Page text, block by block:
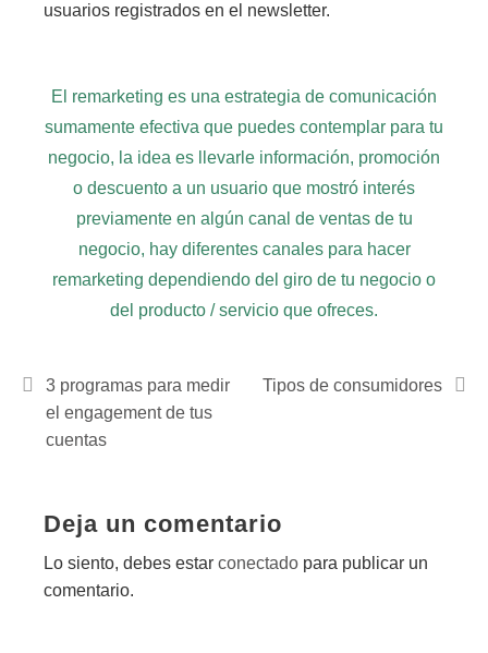
usuarios registrados en el newsletter.
El remarketing es una estrategia de comunicación
sumamente efectiva que puedes contemplar para tu
negocio, la idea es llevarle información, promoción
o descuento a un usuario que mostró interés
previamente en algún canal de ventas de tu
negocio, hay diferentes canales para hacer
remarketing dependiendo del giro de tu negocio o
del producto / servicio que ofreces.
3 programas para medir
el engagement de tus
cuentas
Tipos de consumidores
Deja un comentario
Lo siento, debes estar conectado para publicar un
comentario.